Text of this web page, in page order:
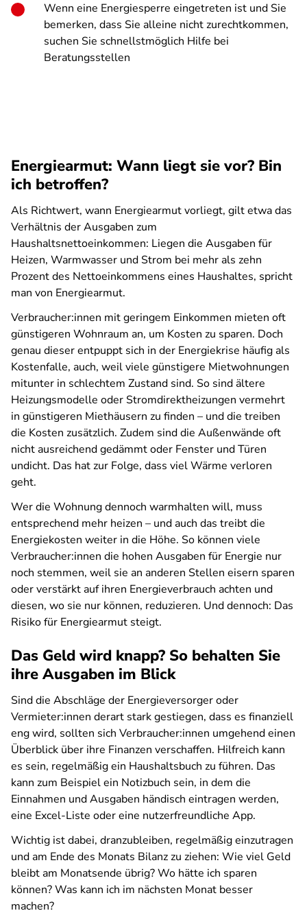
Wenn eine Energiesperre eingetreten ist und Sie
bemerken, dass Sie alleine nicht zurechtkommen,
suchen Sie schnellstmöglich Hilfe bei
Beratungsstellen
Energiearmut: Wann liegt sie vor? Bin
ich betroffen?
Als Richtwert, wann Energiearmut vorliegt, gilt etwa das
Verhältnis der Ausgaben zum
Haushaltsnettoeinkommen: Liegen die Ausgaben für
Heizen, Warmwasser und Strom bei mehr als zehn
Prozent des Nettoeinkommens eines Haushaltes, spricht
man von Energiearmut.
Verbraucher:innen mit geringem Einkommen mieten oft
günstigeren Wohnraum an, um Kosten zu sparen. Doch
genau dieser entpuppt sich in der Energiekrise häufig als
Kostenfalle, auch, weil viele günstigere Mietwohnungen
mitunter in schlechtem Zustand sind. So sind ältere
Heizungsmodelle oder Stromdirektheizungen vermehrt
in günstigeren Miethäusern zu finden – und die treiben
die Kosten zusätzlich. Zudem sind die Außenwände oft
nicht ausreichend gedämmt oder Fenster und Türen
undicht. Das hat zur Folge, dass viel Wärme verloren
geht.
Wer die Wohnung dennoch warmhalten will, muss
entsprechend mehr heizen – und auch das treibt die
Energiekosten weiter in die Höhe. So können viele
Verbraucher:innen die hohen Ausgaben für Energie nur
noch stemmen, weil sie an anderen Stellen eisern sparen
oder verstärkt auf ihren Energieverbrauch achten und
diesen, wo sie nur können, reduzieren. Und dennoch: Das
Risiko für Energiearmut steigt.
Das Geld wird knapp? So behalten Sie
ihre Ausgaben im Blick
Sind die Abschläge der Energieversorger oder
Vermieter:innen derart stark gestiegen, dass es finanziell
eng wird, sollten sich Verbraucher:innen umgehend einen
Überblick über ihre Finanzen verschaffen. Hilfreich kann
es sein, regelmäßig ein Haushaltsbuch zu führen. Das
kann zum Beispiel ein Notizbuch sein, in dem die
Einnahmen und Ausgaben händisch eintragen werden,
eine Excel-Liste oder eine nutzerfreundliche App.
Wichtig ist dabei, dranzubleiben, regelmäßig einzutragen
und am Ende des Monats Bilanz zu ziehen: Wie viel Geld
bleibt am Monatsende übrig? Wo hätte ich sparen
können? Was kann ich im nächsten Monat besser
machen?